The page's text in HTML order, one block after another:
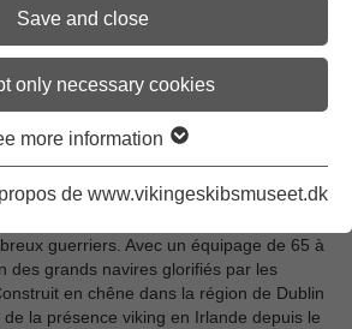
Save and close
only necessary cookies
more information
de www.vikingeskibsmuseet.dk
Le grand drakkar
guerriers. Avec un équipage de 65 à
des grands navires glorifiés par les
en chêne dans la région de Dublin
la présence viking en Irlande depuis le